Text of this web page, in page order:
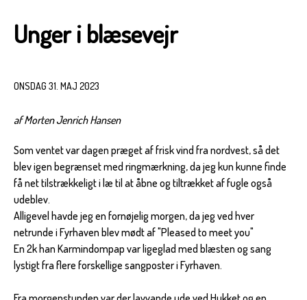
Unger i blæsevejr
ONSDAG 31. MAJ 2023
af Morten Jenrich Hansen
Som ventet var dagen præget af frisk vind fra nordvest, så det
blev igen begrænset med ringmærkning, da jeg kun kunne finde
få net tilstrækkeligt i læ til at åbne og tiltrækket af fugle også
udeblev.
Alligevel havde jeg en fornøjelig morgen, da jeg ved hver
netrunde i Fyrhaven blev mødt af "Pleased to meet you"
En 2k han Karmindompap var ligeglad med blæsten og sang
lystigt fra flere forskellige sangposter i Fyrhaven.